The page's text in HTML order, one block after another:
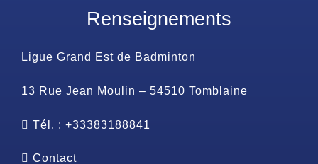
Renseignements
Ligue Grand Est de Badminton
13 Rue Jean Moulin – 54510 Tomblaine
Tél. : +33383188841
Contact